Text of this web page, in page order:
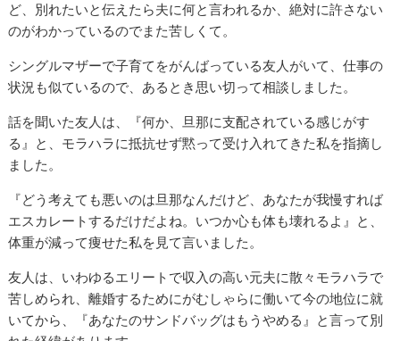
ど、別れたいと伝えたら夫に何と言われるか、絶対に許さない
のがわかっているのでまた苦しくて。
シングルマザーで子育てをがんばっている友人がいて、仕事の
状況も似ているので、あるとき思い切って相談しました。
話を聞いた友人は、『何か、旦那に支配されている感じがす
る』と、モラハラに抵抗せず黙って受け入れてきた私を指摘し
ました。
『どう考えても悪いのは旦那なんだけど、あなたが我慢すれば
エスカレートするだけだよね。いつか心も体も壊れるよ』と、
体重が減って痩せた私を見て言いました。
友人は、いわゆるエリートで収入の高い元夫に散々モラハラで
苦しめられ、離婚するためにがむしゃらに働いて今の地位に就
いてから、『あなたのサンドバッグはもうやめる』と言って別